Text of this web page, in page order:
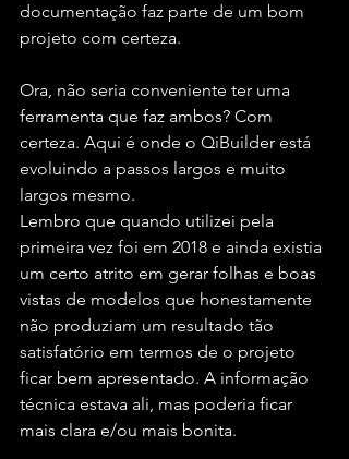
documentação faz parte de um bom
projeto com certeza.
Ora, não seria conveniente ter uma
ferramenta que faz ambos? Com
certeza. Aqui é onde o QiBuilder está
evoluindo a passos largos e muito
largos mesmo.
Lembro que quando utilizei pela
primeira vez foi em 2018 e ainda existia
um certo atrito em gerar folhas e boas
vistas de modelos que honestamente
não produziam um resultado tão
satisfatório em termos de o projeto
ficar bem apresentado. A informação
técnica estava ali, mas poderia ficar
mais clara e/ou mais bonita.